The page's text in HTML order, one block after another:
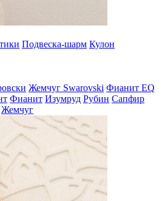
Подвеска-шарм Кулон
Жемчуг Swarovski Фианит EQ
Фианит Изумруд Рубин Сапфир
Жемчуг